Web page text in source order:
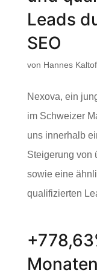
Leads
SEO
von Hannes
Nexova, ein
im Schweizer
uns innerhalb
Steigerung von
sowie eine
qualifizierten